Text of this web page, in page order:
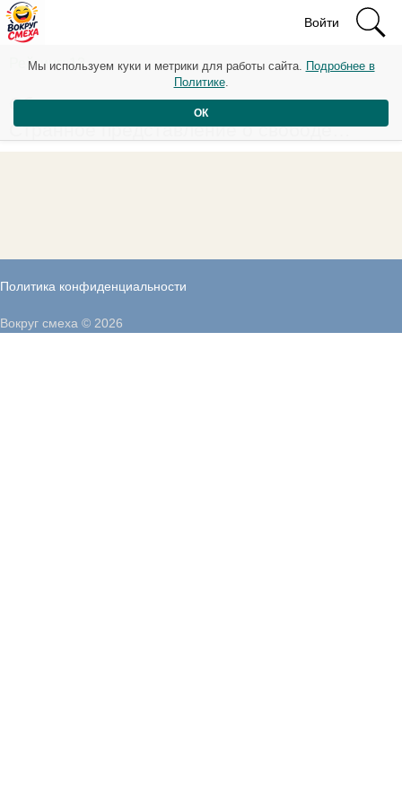
Войти
Рейтинг: 13
Сбежал из тюрьмы, решил жениться…
Странное представление о свободе…
Политика конфиденциальности
Мы используем куки и метрики для работы сайта. Подробнее в
Политике.
ОК
Вокруг смеха © 2026